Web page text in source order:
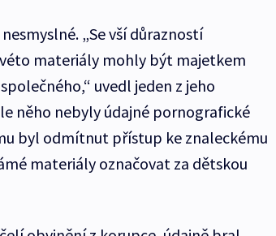
„Se vší důrazností
materiály mohly být majetkem
uvedl jeden z jeho
něho nebyly údajné pornografické
byl odmítnut přístup ke znaleckému
materiály označovat za dětskou